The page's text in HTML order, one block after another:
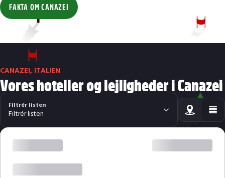
FAKTA OM CANAZEI
CANAZEI, ITALIEN
Vores hoteller og lejligheder i Canazei
Filtrér listen
Filtrér listen